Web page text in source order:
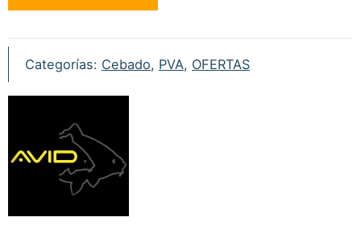
Bag
70x140mm
Categorías: Cebado, PVA, OFERTAS